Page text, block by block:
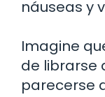
náuseas y
Imagine
de librarse
parecerse